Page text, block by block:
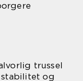
trussel
stabilitet og